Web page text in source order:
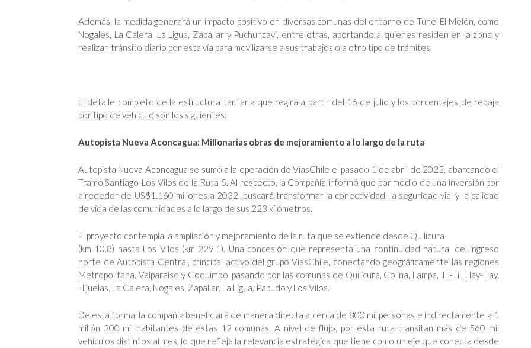
Además, la medida generará un impacto positivo en diversas comunas del entorno de Túnel El Melón, como
Nogales, La Calera, La Ligua, Zapallar y Puchuncaví, entre otras, aportando a quienes residen en la zona y
realizan tránsito diario por esta vía para movilizarse a sus trabajos o a otro tipo de trámites.
El detalle completo de la estructura tarifaria que regirá a partir del 16 de julio y los porcentajes de rebaja
por tipo de vehículo son los siguientes:
Autopista Nueva Aconcagua: Millonarias obras de mejoramiento a lo largo de la ruta
Autopista Nueva Aconcagua se sumó a la operación de VíasChile el pasado 1 de abril de 2025, abarcando el
Tramo Santiago-Los Vilos de la Ruta 5. Al respecto, la Compañía informó que por medio de una inversión por
alrededor de US$1.160 millones a 2032, buscará transformar la conectividad, la seguridad vial y la calidad
de vida de las comunidades a lo largo de sus 223 kilómetros.
El proyecto contempla la ampliación y mejoramiento de la ruta que se extiende desde Quilicura
(km 10,8) hasta Los Vilos (km 229,1). Una concesión que representa una continuidad natural del ingreso
norte de Autopista Central, principal activo del grupo VíasChile, conectando geográficamente las regiones
Metropolitana, Valparaíso y Coquimbo, pasando por las comunas de Quilicura, Colina, Lampa, Til-Til, Llay-Llay,
Hijuelas, La Calera, Nogales, Zapallar, La Ligua, Papudo y Los Vilos.
De esta forma, la compañía beneficiará de manera directa a cerca de 800 mil personas e indirectamente a 1
millón 300 mil habitantes de estas 12 comunas. A nivel de flujo, por esta ruta transitan más de 560 mil
vehículos distintos al mes, lo que refleja la relevancia estratégica que tiene como un eje que conecta desde